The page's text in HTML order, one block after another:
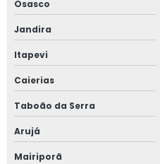
Osasco
Jandira
Itapevi
Caierias
Taboão da Serra
Arujá
Mairiporã